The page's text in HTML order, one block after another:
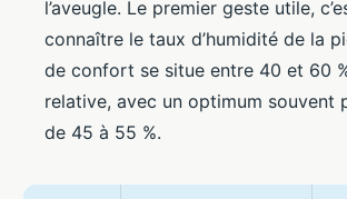
l’aveugle. Le premier geste utile,
connaître le taux d’humidité de la
de confort se situe entre 40 et 60
relative, avec un optimum souvent
de 45 à 55 %.